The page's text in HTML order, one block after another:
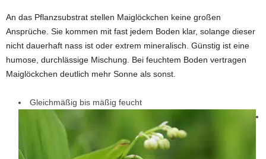
An das Pflanzsubstrat stellen Maiglöckchen keine großen
Ansprüche. Sie kommen mit fast jedem Boden klar, solange dieser
nicht dauerhaft nass ist oder extrem mineralisch. Günstig ist eine
humose, durchlässige Mischung. Bei feuchtem Boden vertragen
Maiglöckchen deutlich mehr Sonne als sonst.
Gleichmäßig bis mäßig feucht